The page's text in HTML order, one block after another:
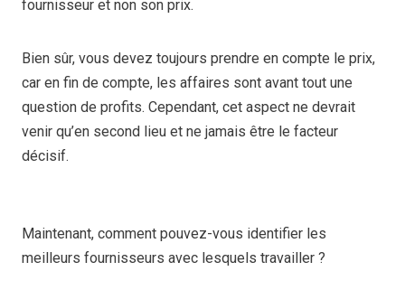
fournisseur et non son prix.
Bien sûr, vous devez toujours prendre en compte le prix,
car en fin de compte, les affaires sont avant tout une
question de profits. Cependant, cet aspect ne devrait
venir qu’en second lieu et ne jamais être le facteur
décisif.
Maintenant, comment pouvez-vous identifier les
meilleurs fournisseurs avec lesquels travailler ?